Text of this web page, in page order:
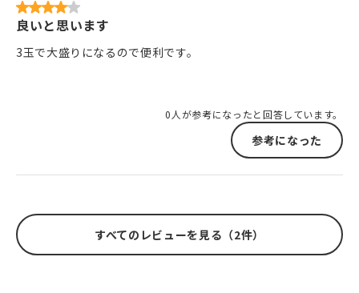
良いと思います
3玉で大盛りになるので便利です。
0人が参考になったと回答しています。
参考になった
すべてのレビューを見る（2件）